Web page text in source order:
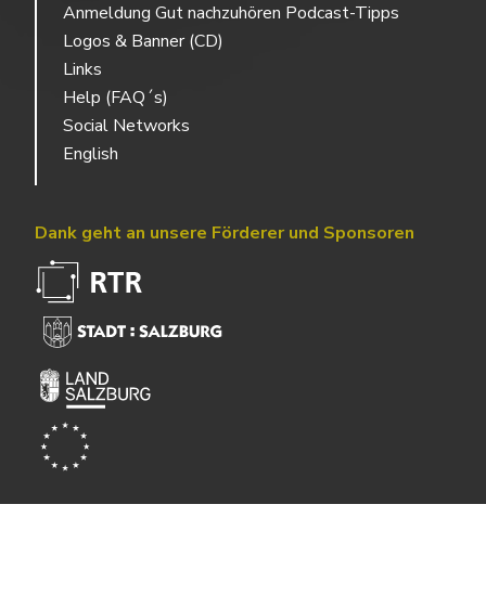
Anmeldung Gut nachzuhören Podcast-Tipps
Logos & Banner (CD)
Links
Help (FAQ´s)
Social Networks
English
Dank geht an unsere Förderer und Sponsoren